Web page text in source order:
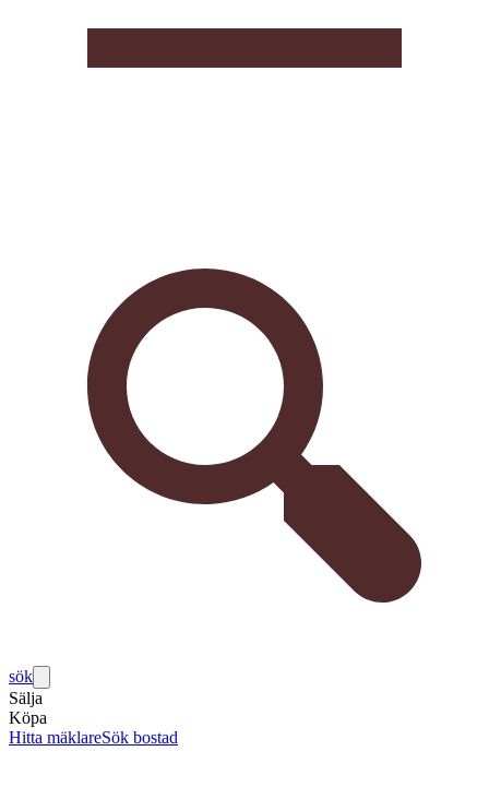
sök
Sälja
Köpa
Hitta mäklareSök bostad